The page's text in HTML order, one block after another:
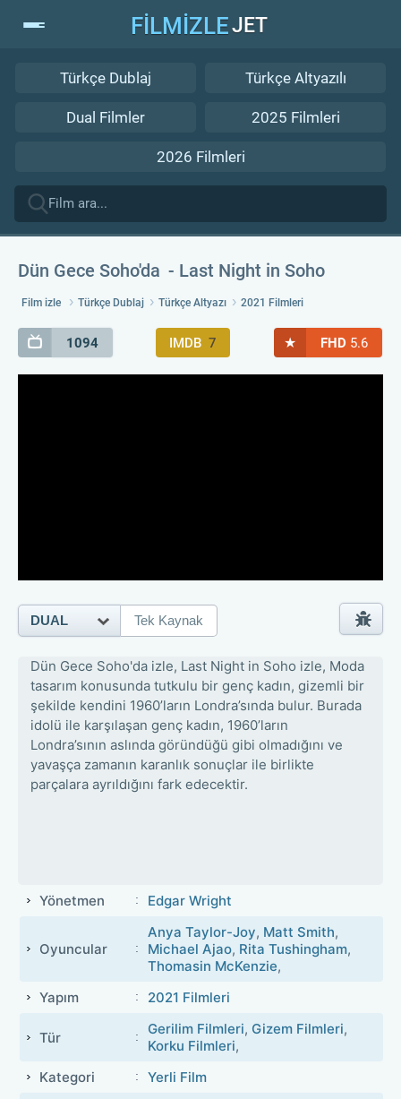
FİLMİZLEJET
Türkçe Dublaj Türkçe Altyazılı
Dual Filmler 2025 Filmleri
2026 Filmleri
Dün Gece Soho'da Last Night in Soho
Film izle Türkçe Dublaj Türkçe Altyazı 2021 Filmleri
1094 IMDB 7 ★ FHD 5.6
Dün Gece Soho'da izle, Last Night in Soho izle, Moda
tasarım konusunda tutkulu bir genç kadın, gizemli bir
şekilde kendini 1960’ların Londra’sında bulur. Burada
idolü ile karşılaşan genç kadın, 1960’ların
Londra’sının aslında göründüğü gibi olmadığını ve
yavaşça zamanın karanlık sonuçlar ile birlikte
parçalara ayrıldığını fark edecektir.
Yönetmen Edgar Wright
Oyuncular
Anya Taylor-Joy, Matt Smith,
Michael Ajao, Rita Tushingham,
Thomasin McKenzie,
Yapım
2021 Filmleri
Tür Gerilim Filmleri, Gizem Filmleri,
Korku Filmleri,
Kategori
Yerli Film
DUAL Tek Kaynak